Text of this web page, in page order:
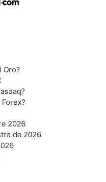
Oro?
2026
de 2026